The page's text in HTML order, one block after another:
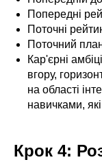
Попередні
Поточні
Поточний
Кар'єрні
вгору,
на області
навичками,
Крок 4: